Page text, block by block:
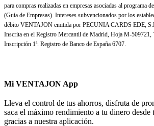
para compras realizadas en empresas asociadas al programa
(Guía de Empresas). Intereses subvencionados por los
débito VENTAJON emitida por PECUNIA CARDS EDE,
Inscrita en el Registro Mercantil de Madrid, Hoja M-509721,
Inscripción 1ª. Registro de Banco de España 6707.
Mi VENTAJON App
Lleva el control de tus ahorros, disfruta de
saca el máximo rendimiento a tu dinero
gracias a nuestra aplicación.